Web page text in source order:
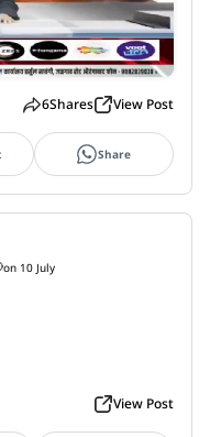
6Shares View Post
Share
on 10 July
View Post